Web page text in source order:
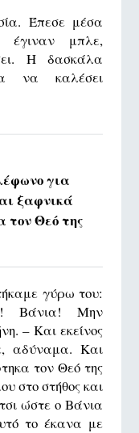
Έπεσε μέσα
μπλε,
Η δασκάλα
να καλέσει
για
ξαφνικά
τον Θεό της
γύρω του:
Βάνια! Μην
– Και εκείνος
αδύναμα. Και
τον Θεό της
στο στήθος και
ώστε ο Βάνια
το έκανα με